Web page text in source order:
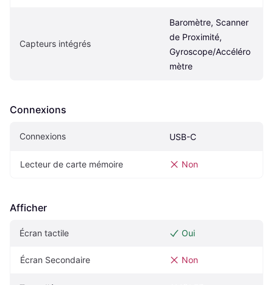
Capteurs intégrés
Baromètre, Scanner
de Proximité,
Gyroscope/Accéléro
mètre
Connexions
Connexions USB-C
Lecteur de carte mémoire Non
Afficher
Écran tactile Oui
Écran Secondaire Non